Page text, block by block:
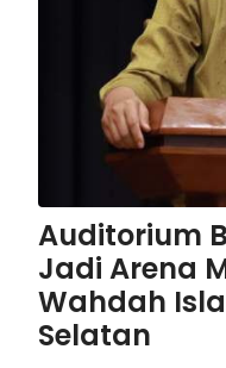
Auditorium
Jadi Arena
Wahdah
Selatan